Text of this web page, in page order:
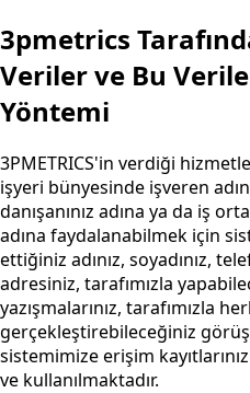
3pmetrics
Veriler ve Bu
Yöntemi
3PMETRICS'in verdiği
işyeri bünyesinde işveren
danışanınız adına ya da iş
adına faydalanabilmek için
ettiğiniz adınız, soyadınız,
adresiniz, tarafımızla
yazışmalarınız, tarafımızla
gerçekleştirebileceğiniz
sistemimize erişim
ve kullanılmaktadır.